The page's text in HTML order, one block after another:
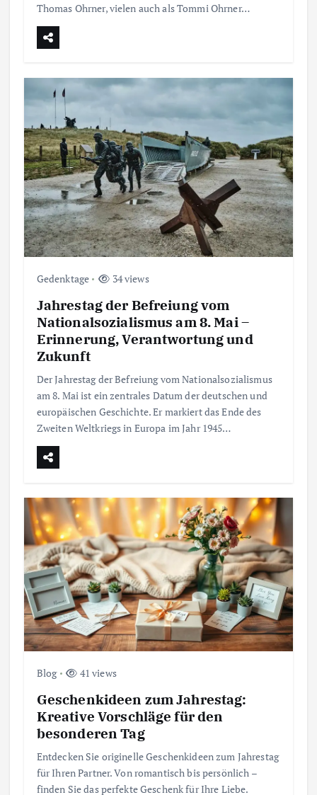
Thomas Ohrner, vielen auch als Tommi Ohrner…
Gedenktage 34 views
Jahrestag der Befreiung vom
Nationalsozialismus am 8. Mai –
Erinnerung, Verantwortung und
Zukunft
Der Jahrestag der Befreiung vom Nationalsozialismus
am 8. Mai ist ein zentrales Datum der deutschen und
europäischen Geschichte. Er markiert das Ende des
Zweiten Weltkriegs in Europa im Jahr 1945…
Blog 41 views
Geschenkideen zum Jahrestag:
Kreative Vorschläge für den
besonderen Tag
Entdecken Sie originelle Geschenkideen zum Jahrestag
für Ihren Partner. Von romantisch bis persönlich –
finden Sie das perfekte Geschenk für Ihre Liebe.